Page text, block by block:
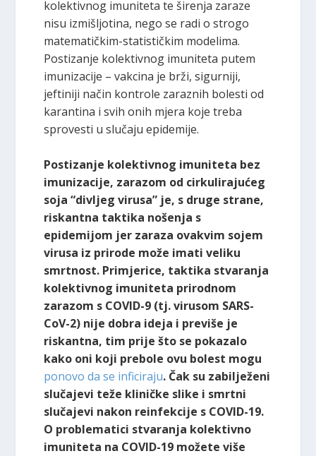
kolektivnog imuniteta te širenja zaraze
nisu izmišljotina, nego se radi o strogo
matematičkim-statističkim modelima.
Postizanje kolektivnog imuniteta putem
imunizacije – vakcina je brži, sigurniji,
jeftiniji način kontrole zaraznih bolesti od
karantina i svih onih mjera koje treba
sprovesti u slučaju epidemije.
Postizanje kolektivnog imuniteta bez
imunizacije, zarazom od cirkulirajućeg
soja “divljeg virusa” je, s druge strane,
riskantna taktika nošenja s
epidemijom jer zaraza ovakvim sojem
virusa iz prirode može imati veliku
smrtnost. Primjerice, taktika stvaranja
kolektivnog imuniteta prirodnom
zarazom s COVID-9 (tj. virusom SARS-
CoV-2) nije dobra ideja i previše je
riskantna, tim prije što se pokazalo
kako oni koji prebole ovu bolest mogu
ponovo da se inficiraju. Čak su zabilježeni
slučajevi teže kliničke slike i smrtni
slučajevi nakon reinfekcije s COVID-19.
O problematici stvaranja kolektivno
imuniteta na COVID-19 možete više